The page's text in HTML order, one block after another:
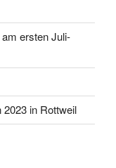
ersten Juli-
in Rottweil